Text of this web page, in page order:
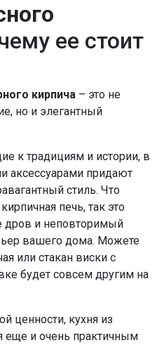
ее стоит
кирпича – это не
но и элегантный
к традициям и истории, в
аксессуарами придают
стиль. Что
печь, так это
дров и неповторимый
вашего дома. Можете
или стакан виски с
будет совсем другим на
ценности, кухня из
еще и очень практичным